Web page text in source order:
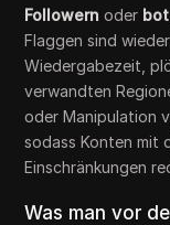
Followern oder
Flaggen sind
Wiedergabezeit,
verwandten
oder Manipulation
sodass Konten mit
Einschränkungen
Was man vor